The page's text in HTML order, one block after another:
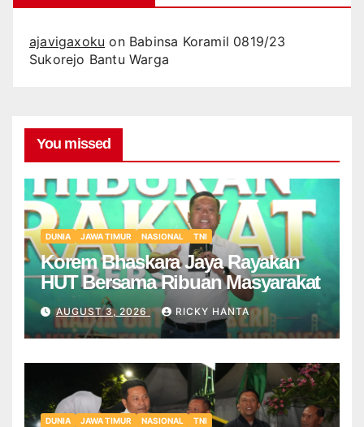
ajavigaxoku on Babinsa Koramil 0819/23
Sukorejo Bantu Warga
You missed
DUNIA JAWA TIMUR NASIONAL TNI
Korem Bhaskara Jaya Rayakan
HUT Bersama Ribuan Masyarakat
AUGUST 3, 2026 RICKY HANTA
DUNIA JAWA TIMUR NASIONAL TNI